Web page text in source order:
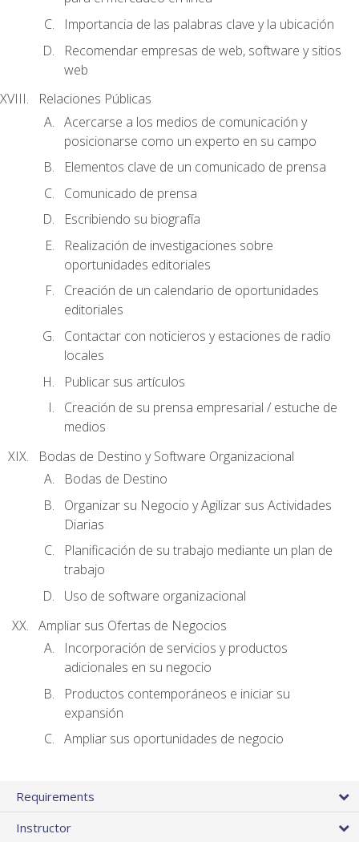
Importancia de las palabras clave y la ubicación
Recomendar empresas de web, software y sitios
web
Relaciones Públicas
Acercarse a los medios de comunicación y
posicionarse como un experto en su campo
Elementos clave de un comunicado de prensa
Comunicado de prensa
Escribiendo su biografía
Realización de investigaciones sobre
oportunidades editoriales
Creación de un calendario de oportunidades
editoriales
Contactar con noticieros y estaciones de radio
locales
Publicar sus artículos
Creación de su prensa empresarial / estuche de
medios
Bodas de Destino y Software Organizacional
Bodas de Destino
Organizar su Negocio y Agilizar sus Actividades
Diarias
Planificación de su trabajo mediante un plan de
trabajo
Uso de software organizacional
Ampliar sus Ofertas de Negocios
Incorporación de servicios y productos
adicionales en su negocio
Productos contemporáneos e iniciar su
expansión
Ampliar sus oportunidades de negocio
Requirements
Instructor